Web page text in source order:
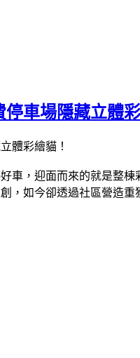
車場隱藏立體
車，迎面而來的就是整
，如今卻透過社區營造